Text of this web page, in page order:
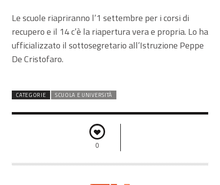
Le scuole riapriranno l’1 settembre per i corsi di
recupero e il 14 c’è la riapertura vera e propria. Lo ha
ufficializzato il sottosegretario all’Istruzione Peppe
De Cristofaro.
CATEGORIE SCUOLA E UNIVERSITÀ
0